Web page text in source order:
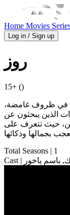
Home Movies
Log in / Sign up
روز
15+ ()
في ظروف غامضة،
الذين يبحثون عن
حيث تتعرف على
Total Seasons | 1
Cast
باسم ياخور